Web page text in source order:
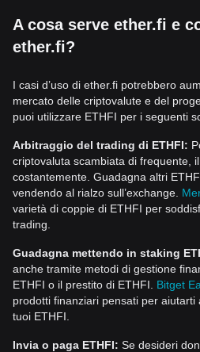
A cosa serve ether.fi e
ether.fi?
I casi d’uso di ether.fi potrebbero
mercato delle criptovalute e del
puoi utilizzare ETHFI per i seguenti
Arbitraggio del trading di ETHFI:
criptovaluta scambiata di frequente,
costantemente. Guadagna altri
vendendo al rialzo sull’exchange.
varietà di coppie di ETHFI per
trading.
Guadagna mettendo in staking
anche tramite metodi di gestione
ETHFI o il prestito di ETHFI. Bitget
prodotti finanziari pensati per
tuoi ETHFI.
Invia o paga ETHFI: Se desideri